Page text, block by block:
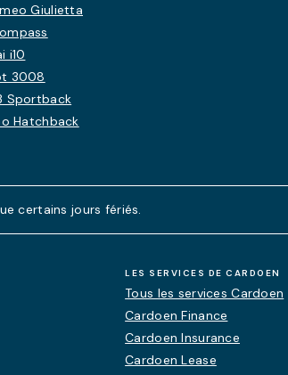
Giulietta
i10
3008
Sportback
Hatchback
certains jours fériés.
LES SERVICES DE CARDOEN
Tous les services Cardoen
Cardoen Finance
Cardoen Insurance
Cardoen Lease